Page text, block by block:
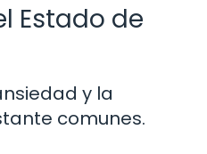
Estado de
y la
comunes.